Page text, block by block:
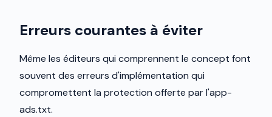
Erreurs courantes à éviter
Même les éditeurs qui comprennent le concept font
souvent des erreurs d'implémentation qui
compromettent la protection offerte par l'app-
ads.txt.